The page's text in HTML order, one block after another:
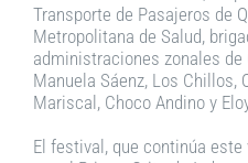
Transporte de Pasajeros de
Metropolitana de Salud,
administraciones zonales de
Manuela Sáenz, Los Chillos,
Mariscal, Choco Andino y
El festival, que continúa